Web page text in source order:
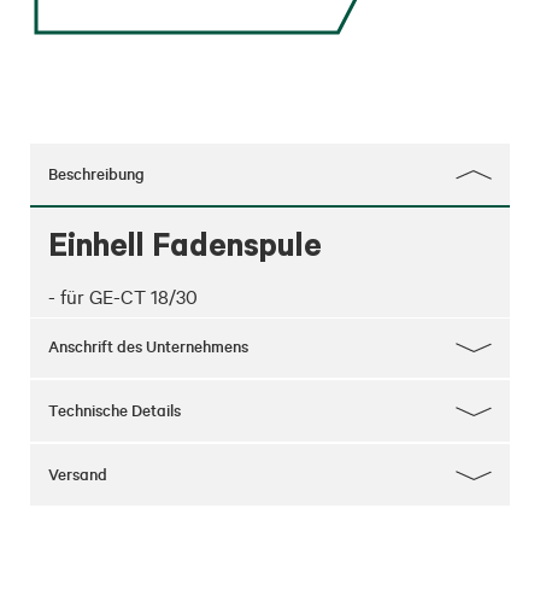
Beschreibung
Einhell Fadenspule
- für GE-CT 18/30
Anschrift des Unternehmens
Technische Details
Versand